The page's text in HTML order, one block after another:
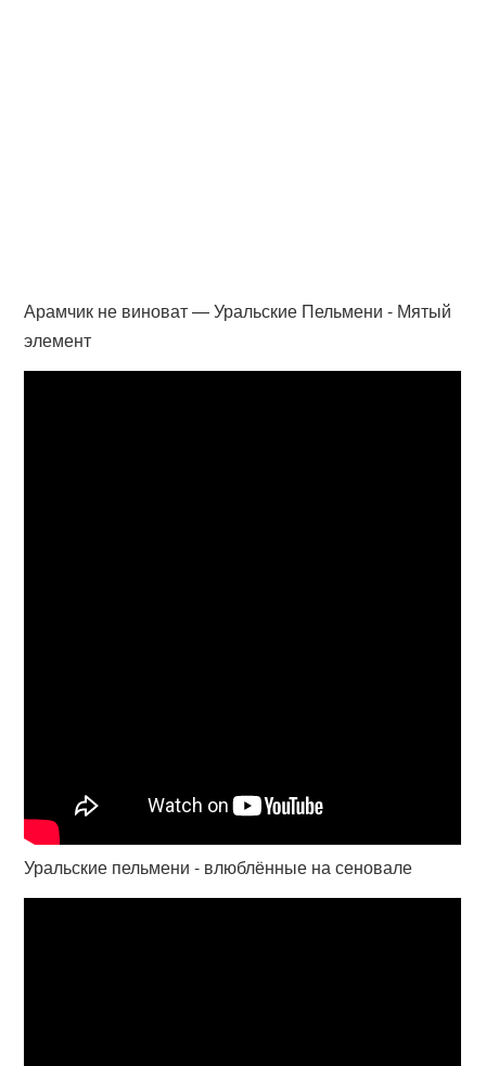
Арамчик не виноват — Уральские Пельмени - Мятый
элемент
Уральские пельмени - влюблённые на сеновале